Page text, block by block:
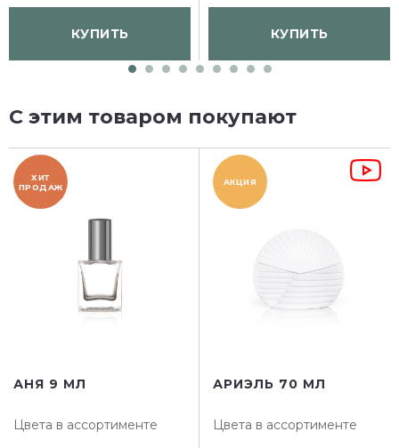
КУПИТЬ КУПИТЬ
С этим товаром покупают
ХИТ
ПРОДАЖ
АНЯ 9 МЛ
Цвета в ассортименте
АКЦИЯ
АРИЭЛЬ 70 МЛ
Цвета в ассортименте